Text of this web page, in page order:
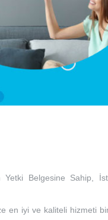
Belgesine Sahip,
en iyi ve kaliteli hizmeti